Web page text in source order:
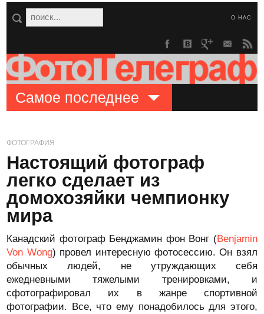
О НАС
Самое последнее
ФОТОГРАФИЯ
Настоящий фотограф
легко сделает из
домохозяйки чемпионку
мира
Канадский фотограф Бенджамин фон Вонг (Benjamin
Von Wong) провел интересную фотосессию. Он взял
обычных людей, не утруждающих себя
ежедневными тяжелыми тренировками, и
сфотографировал их в жанре спортивной
фотографии. Все, что ему понадобилось для этого,